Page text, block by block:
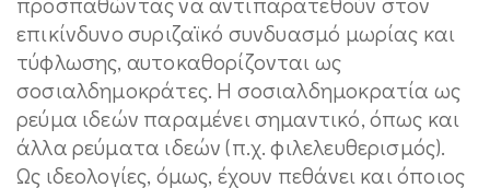
επικίνδυνο συριζαϊκό συνδυασμό μωρίας και
τύφλωσης, αυτοκαθορίζονται ως
σοσιαλδημοκράτες. Η σοσιαλδημοκρατία ως
ρεύμα ιδεών παραμένει σημαντικό, όπως και
άλλα ρεύματα ιδεών (π.χ. φιλελευθερισμός).
Ως ιδεολογίες, όμως, έχουν πεθάνει και όποιος